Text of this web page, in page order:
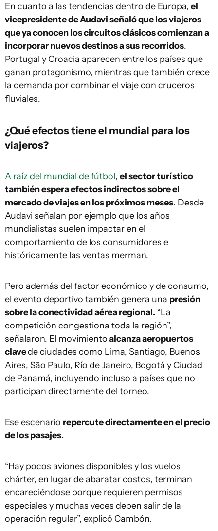
En cuanto a las tendencias dentro de Europa, el
vicepresidente de Audavi señaló que los viajeros
que ya conocen los circuitos clásicos comienzan a
incorporar nuevos destinos a sus recorridos.
Portugal y Croacia aparecen entre los países que
ganan protagonismo, mientras que también crece
la demanda por combinar el viaje con cruceros
fluviales.
¿Qué efectos tiene el mundial para los
viajeros?
A raíz del mundial de fútbol, el sector turístico
también espera efectos indirectos sobre el
mercado de viajes en los próximos meses. Desde
Audavi señalan por ejemplo que los años
mundialistas suelen impactar en el
comportamiento de los consumidores e
históricamente las ventas merman.
Pero además del factor económico y de consumo,
el evento deportivo también genera una presión
sobre la conectividad aérea regional. “La
competición congestiona toda la región”,
señalaron. El movimientoalcanza aeropuertos
clavede ciudades como Lima, Santiago, Buenos
Aires, São Paulo, Río de Janeiro, Bogotá y Ciudad
de Panamá, incluyendo incluso a países que no
participan directamente del torneo.
Ese escenario repercute directamente en el precio
de los pasajes.
“Hay pocos aviones disponibles y los vuelos
chárter, en lugar de abaratar costos, terminan
encareciéndose porque requieren permisos
especiales y muchas veces deben salir de la
operación regular”, explicó Cambón.